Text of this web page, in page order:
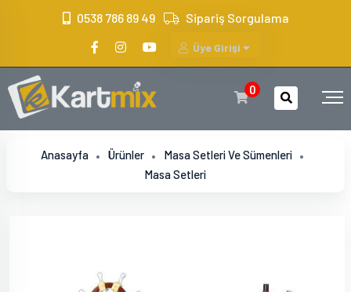
0538 786 89 49 Sipariş Sorgulama
Üye Girişi
0
Anasayfa Ürünler
Masa Setleri Ve Sümenleri
Masa Setleri